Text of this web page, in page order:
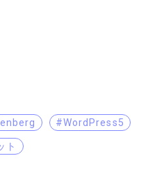
#WordPress5
ト